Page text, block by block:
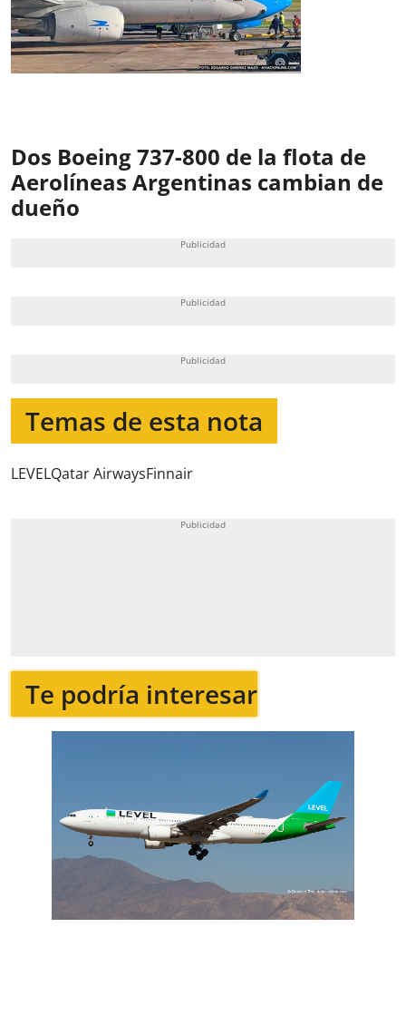
Dos Boeing 737-800 de la flota de
Aerolíneas Argentinas cambian de
dueño
Temas de esta nota
LEVELQatar AirwaysFinnair
Te podría interesar